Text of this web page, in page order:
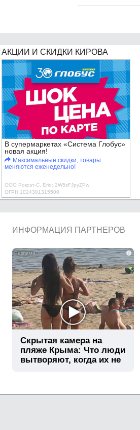
АКЦИИ И СКИДКИ КИРОВА
В супермаркетах «Система Глобус»
новая акция!
Максимальные скидки, товары
меняются еженедельно!
ООО Роксэт-С, Erid: 2W5zFJpyZPw
ОГРН 1024301315500
ИНФОРМАЦИЯ ПАРТНЕРОВ
i
Скрытая камера на
пляже Крыма: Что люди
вытворяют, когда их не